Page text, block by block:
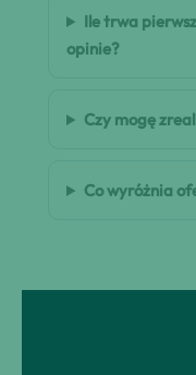
Ile trwa
opinie?
Czy mogę
Co wyróżnia